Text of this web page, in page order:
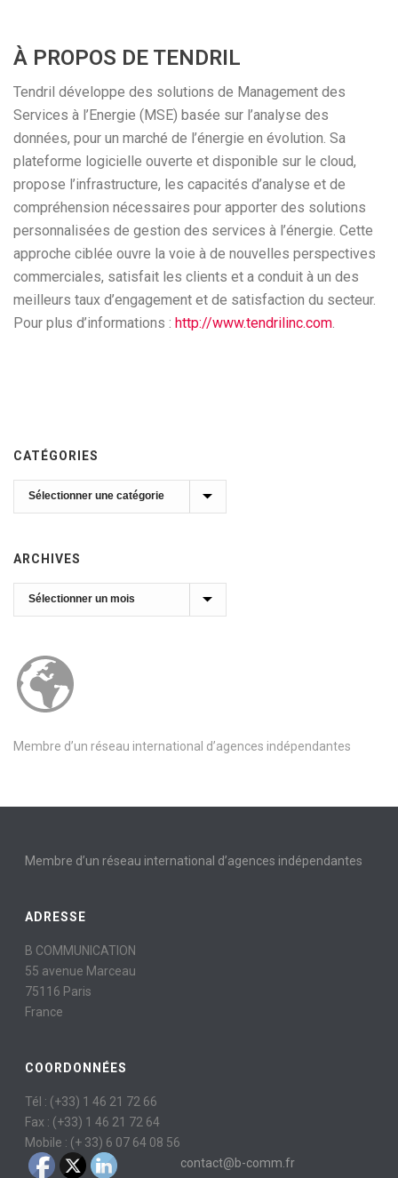
À PROPOS DE TENDRIL
Tendril développe des solutions de Management des
Services à l’Energie (MSE) basée sur l’analyse des
données, pour un marché de l’énergie en évolution. Sa
plateforme logicielle ouverte et disponible sur le cloud,
propose l’infrastructure, les capacités d’analyse et de
compréhension nécessaires pour apporter des solutions
personnalisées de gestion des services à l’énergie. Cette
approche ciblée ouvre la voie à de nouvelles perspectives
commerciales, satisfait les clients et a conduit à un des
meilleurs taux d’engagement et de satisfaction du secteur.
Pour plus d’informations : http://www.tendrilinc.com.
CATÉGORIES
Catégories
ARCHIVES
Archives
Membre d’un réseau international d’agences indépendantes
Membre d’un réseau international d’agences indépendantes
ADRESSE
B COMMUNICATION
55 avenue Marceau
75116 Paris
France
COORDONNÉES
Tél : (+33) 1 46 21 72 66
Fax : (+33) 1 46 21 72 64
Mobile : (+ 33) 6 07 64 08 56
contact@b-comm.fr